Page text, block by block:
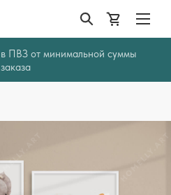
в ПВЗ от минимальной суммы
заказа